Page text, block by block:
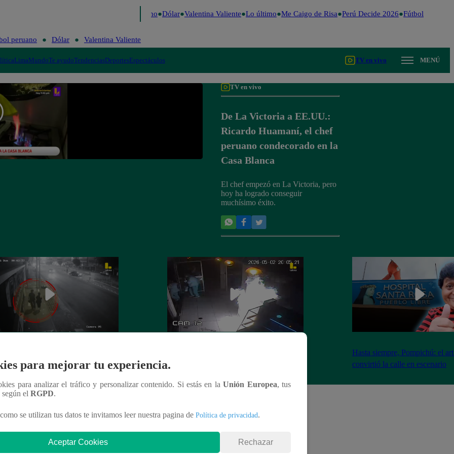
Fútbol peruano Dólar Valentina Valiente Lo último Me Caigo de Risa Perú Decide 2026 Fútbol peruano
peruano Dólar Valentina Valiente
LimaMundoTe ayudoTendenciasDeportesEspectáculos TV en vivo MENÚ
TV en vivo
De La Victoria a EE.UU.:
Ricardo Huamaní, el chef
peruano condecorado en la
Casa Blanca
El chef empezó en La Victoria, pero
hoy ha logrado conseguir
muchísimo éxito.
Hasta siempre, Pompichú: el
convirtió la calle en escenario
para mejorar tu experiencia.
para analizar el tráfico y personalizar contenido. Si estás en laUnión Europea, tus
según el RGPD.
se utilizan tus datos te invitamos leer nuestra pagina de Política de privacidad.
Aceptar Cookies Rechazar